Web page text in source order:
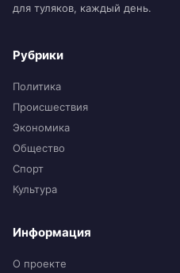
для туляков, каждый день.
Рубрики
Политика
Происшествия
Экономика
Общество
Спорт
Культура
Информация
О проекте